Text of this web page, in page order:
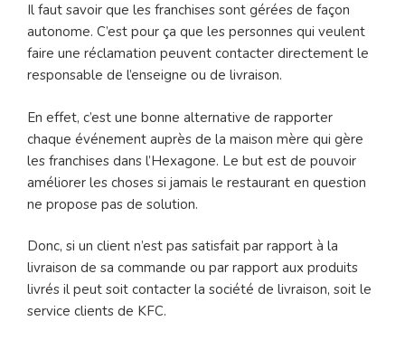
Il faut savoir que les franchises sont gérées de façon
autonome. C’est pour ça que les personnes qui veulent
faire une réclamation peuvent contacter directement le
responsable de l’enseigne ou de livraison.
En effet, c’est une bonne alternative de rapporter
chaque événement auprès de la maison mère qui gère
les franchises dans l’Hexagone. Le but est de pouvoir
améliorer les choses si jamais le restaurant en question
ne propose pas de solution.
Donc, si un client n’est pas satisfait par rapport à la
livraison de sa commande ou par rapport aux produits
livrés il peut soit contacter la société de livraison, soit le
service clients de KFC.